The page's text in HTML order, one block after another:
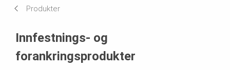
Produkter
Innfestnings- og
forankringsprodukter